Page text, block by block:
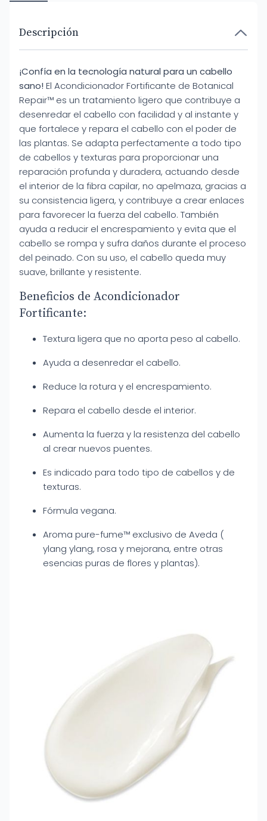
Descripción
¡Confía en la tecnología natural para un cabello
sano! El Acondicionador Fortificante de Botanical
Repair™ es un tratamiento ligero que contribuye a
desenredar el cabello con facilidad y al instante y
que fortalece y repara el cabello con el poder de
las plantas. Se adapta perfectamente a todo tipo
de cabellos y texturas para proporcionar una
reparación profunda y duradera, actuando desde
el interior de la fibra capilar, no apelmaza, gracias a
su consistencia ligera, y contribuye a crear enlaces
para favorecer la fuerza del cabello. También
ayuda a reducir el encrespamiento y evita que el
cabello se rompa y sufra daños durante el proceso
del peinado. Con su uso, el cabello queda muy
suave, brillante y resistente.
Beneficios de Acondicionador
Fortificante:
Textura ligera que no aporta peso al cabello.
Ayuda a desenredar el cabello.
Reduce la rotura y el encrespamiento.
Repara el cabello desde el interior.
Aumenta la fuerza y la resistenza del cabello
al crear nuevos puentes.
Es indicado para todo tipo de cabellos y de
texturas.
Fórmula vegana.
Aroma pure-fume™ exclusivo de Aveda (
ylang ylang, rosa y mejorana, entre otras
esencias puras de flores y plantas).